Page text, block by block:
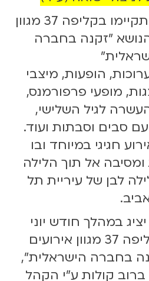
במהלך חודש יוני יתקיימו בקליפה 37 מגוון
"זקנה בחברה
הופעות, מיצבי
מופעי פרפורמנס,
לגיל השלישי,
עם סבים וסבתות ועוד.
חגיגי במיוחד ובו
אל תוך הלילה
לבן של עיריית תל
במהלך חודש יוני
בביתו החדש קליפה 37 מגוון אירועים
בחברה הישראלית",
קולות ע"י הקהל